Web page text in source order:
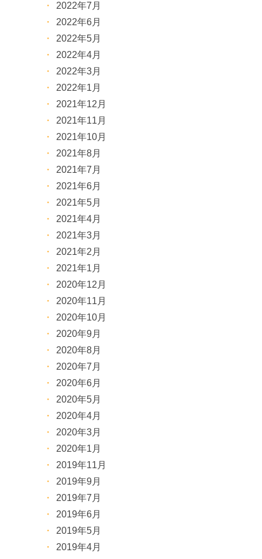
2022年7月
2022年6月
2022年5月
2022年4月
2022年3月
2022年1月
2021年12月
2021年11月
2021年10月
2021年8月
2021年7月
2021年6月
2021年5月
2021年4月
2021年3月
2021年2月
2021年1月
2020年12月
2020年11月
2020年10月
2020年9月
2020年8月
2020年7月
2020年6月
2020年5月
2020年4月
2020年3月
2020年1月
2019年11月
2019年9月
2019年7月
2019年6月
2019年5月
2019年4月